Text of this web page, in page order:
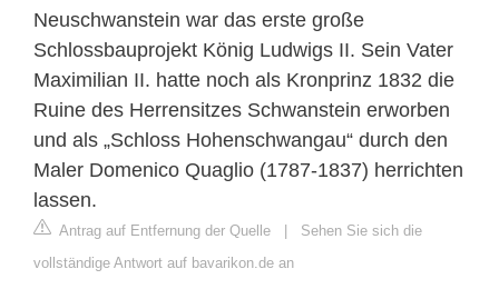
Neuschwanstein war das erste große
Schlossbauprojekt König Ludwigs II. Sein Vater
Maximilian II. hatte noch als Kronprinz 1832 die
Ruine des Herrensitzes Schwanstein erworben
und als „Schloss Hohenschwangau“ durch den
Maler Domenico Quaglio (1787-1837) herrichten
lassen.
Antrag auf Entfernung der Quelle | Sehen Sie sich die
vollständige Antwort auf bavarikon.de an